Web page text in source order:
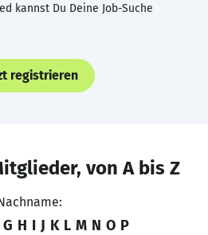
kannst Du Deine Job-Suche
registrieren
von A bis Z
G H I J K L M N O P